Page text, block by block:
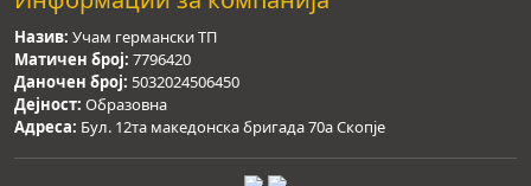
Назив: Учам германски ТП
Матичен број: 7796420
Даночен број: 5032024506450
Дејност: Образовна
Адреса: Бул. 12та македонска бригада 70а Скопје